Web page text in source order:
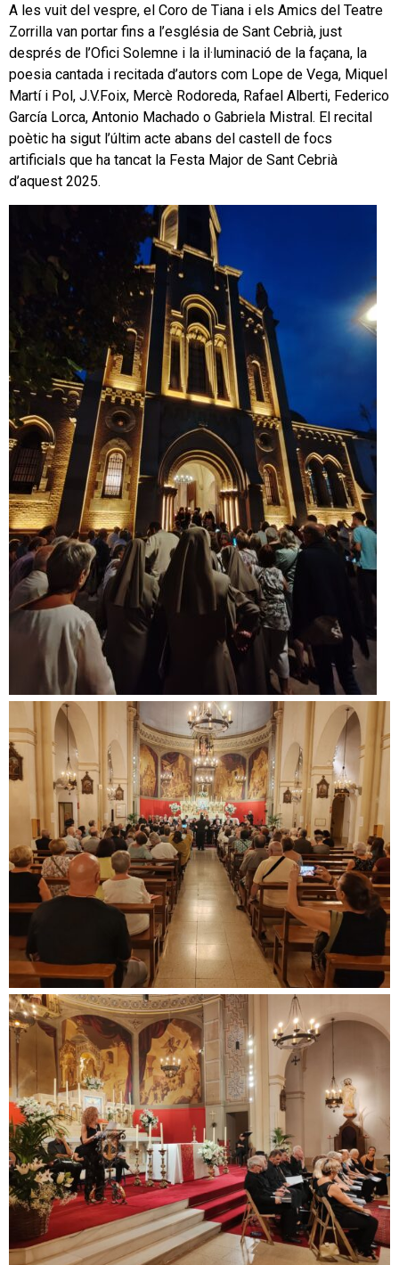
A les vuit del vespre, el Coro de Tiana i els Amics del Teatre
Zorrilla van portar fins a l’església de Sant Cebrià, just
després de l’Ofici Solemne i la il·luminació de la façana, la
poesia cantada i recitada d’autors com Lope de Vega, Miquel
Martí i Pol, J.V.Foix, Mercè Rodoreda, Rafael Alberti, Federico
García Lorca, Antonio Machado o Gabriela Mistral. El recital
poètic ha sigut l’últim acte abans del castell de focs
artificials que ha tancat la Festa Major de Sant Cebrià
d’aquest 2025.